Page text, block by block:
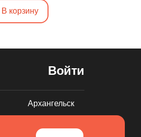
В корзину
Войти
Архангельск
Разработано вВятка IT